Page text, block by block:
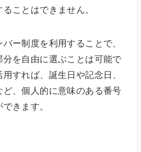
ことはできません。
ー制度を利用することで、
を自由に選ぶことは可能で
すれば、誕生日や記念日、
、個人的に意味のある番号
きます。